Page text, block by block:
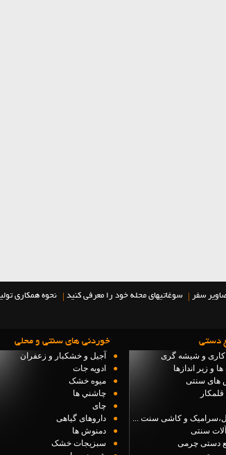
سفر | سوغاتیهای محله خود را معرفی کنید | نحوه همکاری
دستی
کاری و شیشه گری
ها و زیر اندازها
های سنتی
و کاشی سنت ...
سنتی
دستی چرمی
خوردنی های سنتی و محلی
●
آجیل و خشکبار و زعفران
●
ادویه جات
●
میوه خشک
●
چاشني ها
●
چای
●
داروهای گیاهی
●
دمنوش ها
●
سبزیجات خشک